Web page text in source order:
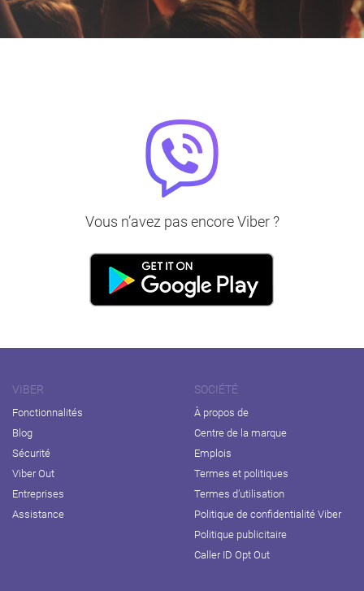
Vous n’avez pas encore Viber ?
VIBER
Fonctionnalités
Blog
Sécurité
Viber Out
Entreprises
Assistance
SOCIÉTÉ
À propos de
Centre de la marque
Emplois
Termes et politiques
Termes d’utilisation
Politique de confidentialité Viber
Politique publicitaire
Caller ID Opt Out